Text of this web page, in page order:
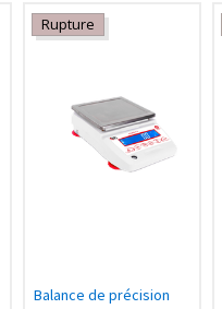
Rupture
Balance de précision